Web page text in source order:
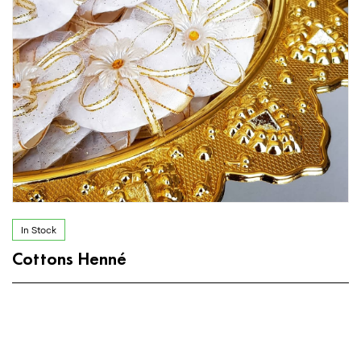
In Stock
Cottons Henné